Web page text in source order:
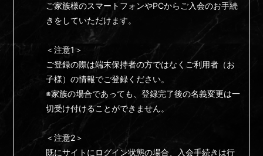
ご家族様のスマートフォンやPCからご入会のお手続
きをしていただけます。
＜注意1＞
ご登録の際は端末保持者の方ではなくご利用者（お
子様）の情報でご登録ください。
※家族の場合であっても、登録完了後の名義変更は一
切受け付けることができません。
＜注意2＞
既にサイトにログイン状態の場合、入会手続きは行